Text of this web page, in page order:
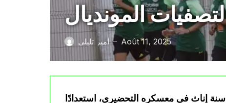
لتصفيات المونديال
أمير تليلي — Août 11, 2025
انطلق المنتخب الوطني الجزائري لأقل من 20 سنة إناث في معسكره التحضيري، استعدادًا